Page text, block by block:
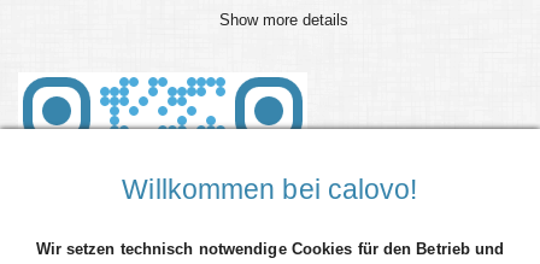
Show more details
Willkommen bei calovo!
Wir setzen technisch notwendige Cookies für den Betrieb und